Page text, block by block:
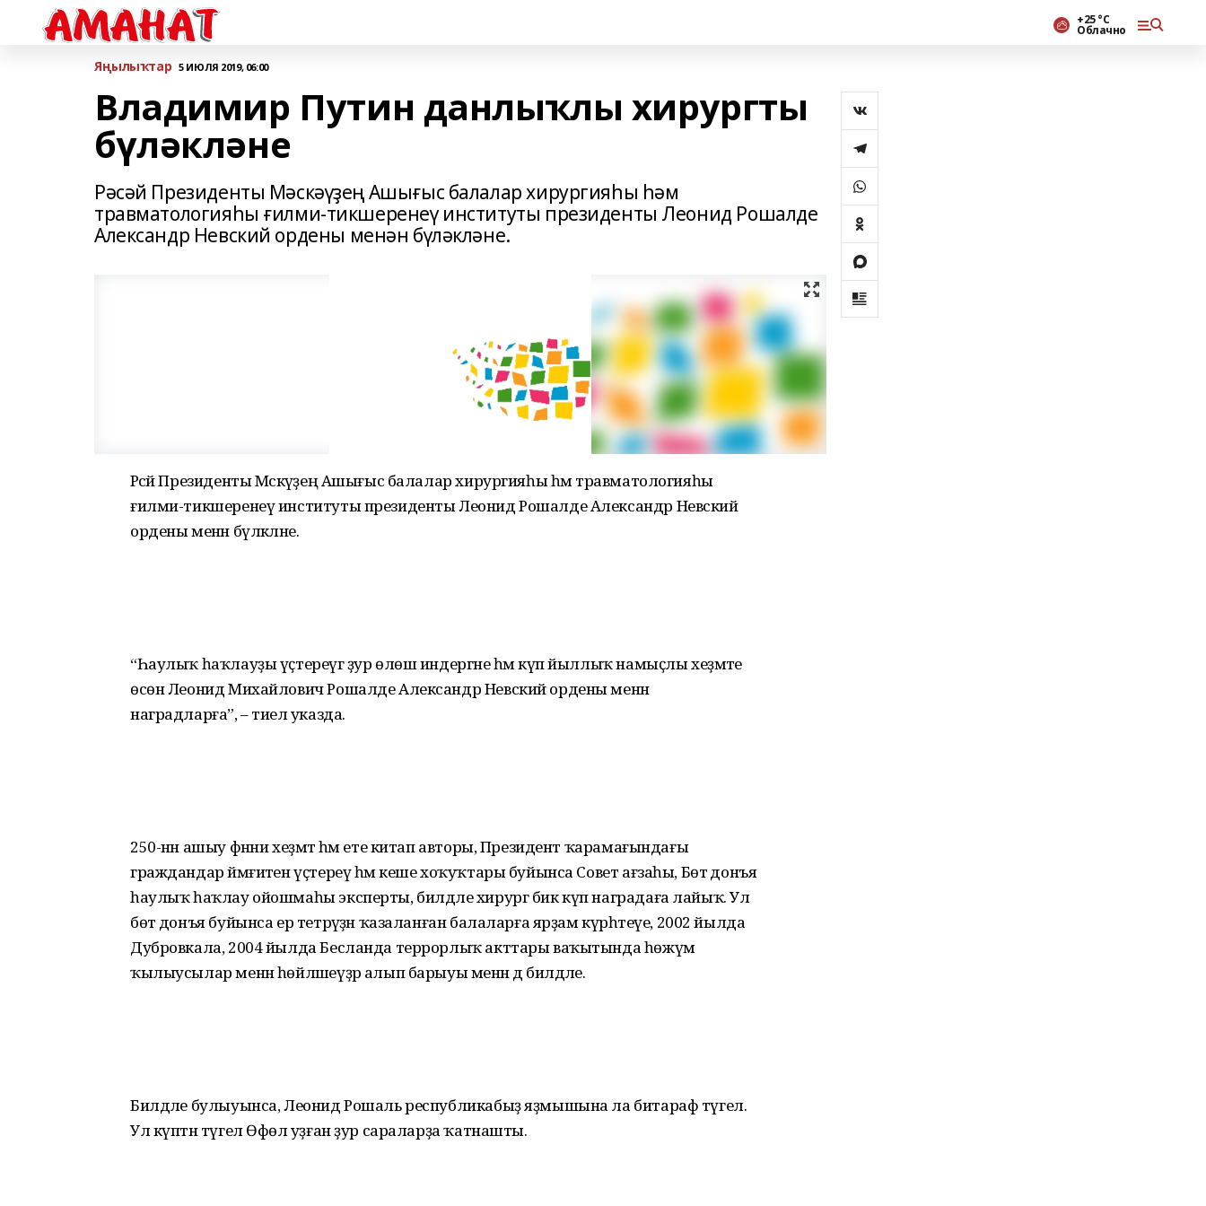
+25 °С
Облачно
Яңылыҡтар 5 ИЮЛЯ 2019, 06:00
Владимир Путин данлыҡлы хирургты
бүләкләне
Рәсәй Президенты Мәскәүҙең Ашығыс балалар хирургияһы һәм
травматологияһы ғилми-тикшеренеү институты президенты Леонид Рошалде
Александр Невский ордены менән бүләкләне.
Рәсәй Президенты Мәскәүҙең Ашығыс балалар хирургияһы һәм травматологияһы
ғилми-тикшеренеү институты президенты Леонид Рошалде Александр Невский
ордены менән бүләкләне.
“Һаулыҡ һаҡлауҙы үҫтереүгә ҙур өлөш индергәне һәм күп йыллыҡ намыҫлы хеҙмәте
өсөн Леонид Михайлович Рошалде Александр Невский ордены менән
наградларға”, – тиелә указда.
250-нән ашыу фәнни хеҙмәт һәм ете китап авторы, Президент ҡарамағындағы
граждандар йәмғиәтен үҫтереү һәм кеше хоҡуҡтары буйынса Совет ағзаһы, Бөтә донъя
һаулыҡ һаҡлау ойошмаһы эксперты, билдәле хирург бик күп наградаға лайыҡ. Ул
бөтә донъя буйынса ер тетрәүҙән ҡазаланған балаларға ярҙам күрһәтеүе, 2002 йылда
Дубровкала, 2004 йылда Бесланда террорлыҡ акттары ваҡытында һөжүм
ҡылыусылар менән һөйләшеүҙәр алып барыуы менән дә билдәле.
Билдәле булыуынса, Леонид Рошаль республикабыҙ яҙмышына ла битараф түгел.
Ул күптән түгел Өфөлә уҙған ҙур сараларҙа ҡатнашты.